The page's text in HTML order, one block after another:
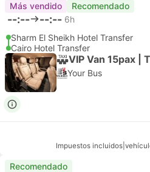
Más vendido Recomendado
--:-- --:-- 6h
Sharm El Sheikh Hotel Transfer
Cairo Hotel Transfer
VIP Van 15pax |
Your Bus
Impuestos incluidos
Recomendado